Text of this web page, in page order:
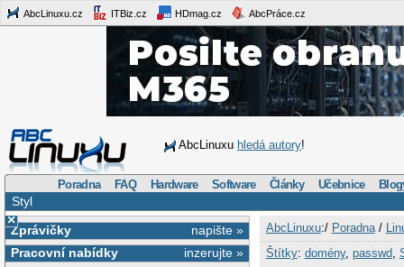
AbcLinuxu.cz ITBiz.cz HDmag.cz AbcPráce.cz
AbcLinuxu hledá autory!
Poradna FAQ Hardware Software Články Učebnice
Styl
×
napište »
Zprávičky
inzerujte »
Pracovní nabídky
AbcLinuxu:/ Poradna/
Štítky: domény, passwd,